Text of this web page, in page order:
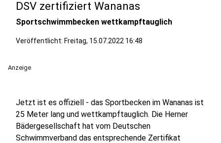
DSV zertifiziert Wananas
Sportschwimmbecken wettkampftauglich
Veröffentlicht: Freitag, 15.07.2022 16:48
Anzeige
Jetzt ist es offiziell - das Sportbecken im Wananas ist
25 Meter lang und wettkampftauglich. Die Herner
Bädergesellschaft hat vom Deutschen
Schwimmverband das entsprechende Zertifikat